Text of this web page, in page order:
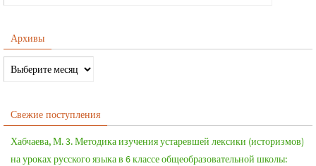
Архивы
Свежие поступления
Хабчаева, М. 3. Методика изучения устаревшей лексики (историзмов)
на уроках русского языка в 6 классе общеобразовательной школы: